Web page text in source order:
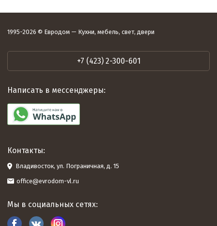
1995-2026 © Евродом — Кухни, мебель, свет, двери
+7 (423) 2-300-601
Написать в мессенджеры:
Контакты:
Владивосток, ул. Пограничная, д. 15
office@evrodom-vl.ru
Мы в социальных сетях: